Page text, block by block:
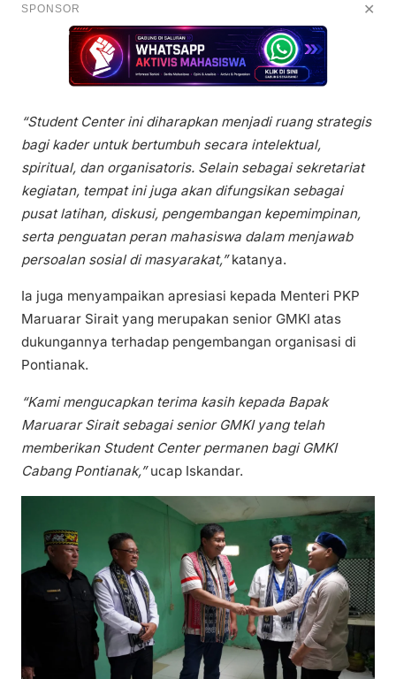
SPONSOR ✕
“Student Center ini diharapkan menjadi ruang strategis
bagi kader untuk bertumbuh secara intelektual,
spiritual, dan organisatoris. Selain sebagai sekretariat
kegiatan, tempat ini juga akan difungsikan sebagai
pusat latihan, diskusi, pengembangan kepemimpinan,
serta penguatan peran mahasiswa dalam menjawab
persoalan sosial di masyarakat,”katanya.
Ia juga menyampaikan apresiasi kepada Menteri PKP
Maruarar Sirait yang merupakan senior GMKI atas
dukungannya terhadap pengembangan organisasi di
Pontianak.
“Kami mengucapkan terima kasih kepada Bapak
Maruarar Sirait sebagai senior GMKI yang telah
memberikan Student Center permanen bagi GMKI
Cabang Pontianak,”ucap Iskandar.